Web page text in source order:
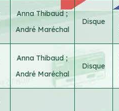
Anna Thibaud;
André Maréchal
Disque
Anna Thibaud;
André Maréchal
Disque